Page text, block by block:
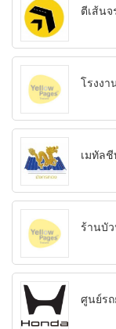
ตีเส้น
โรงง
เมทัล
ร้านบั
ศูนย์ร